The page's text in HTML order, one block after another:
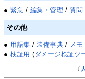
●緊急 / 編集・管理 / 質問
その他
● 用語集 /装備事典 / メモ
●検証用 (ダメージ検証ツ
〔